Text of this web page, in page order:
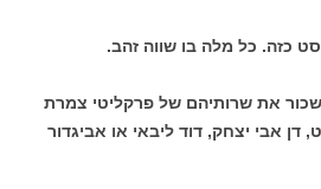
כזה. כל מלה בו שווה זהב.
את שרותיהם של פרקליטי צמרת
דן אבי יצחק, דוד ליבאי או אביגדור